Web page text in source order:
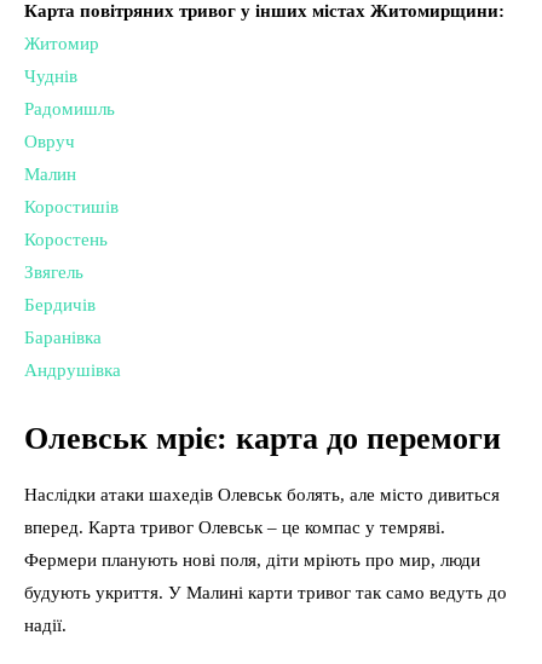
Карта повітряних тривог у інших містах Житомирщини:
Житомир
Чуднів
Радомишль
Овруч
Малин
Коростишів
Коростень
Звягель
Бердичів
Баранівка
Андрушівка
Олевськ мріє: карта до перемоги
Наслідки атаки шахедів Олевськ болять, але місто дивиться
вперед. Карта тривог Олевськ – це компас у темряві.
Фермери планують нові поля, діти мріють про мир, люди
будують укриття. У Малині карти тривог так само ведуть до
надії.